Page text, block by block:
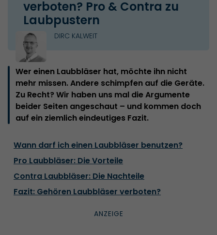
verboten? Pro & Contra zu
Laubpustern
DIRC KALWEIT
Wer einen Laubbläser hat, möchte ihn nicht
mehr missen. Andere schimpfen auf die Geräte.
Zu Recht? Wir haben uns mal die Argumente
beider Seiten angeschaut – und kommen doch
auf ein ziemlich eindeutiges Fazit.
Wann darf ich einen Laubbläser benutzen?
Pro Laubbläser: Die Vorteile
Contra Laubbläser: Die Nachteile
Fazit: Gehören Laubbläser verboten?